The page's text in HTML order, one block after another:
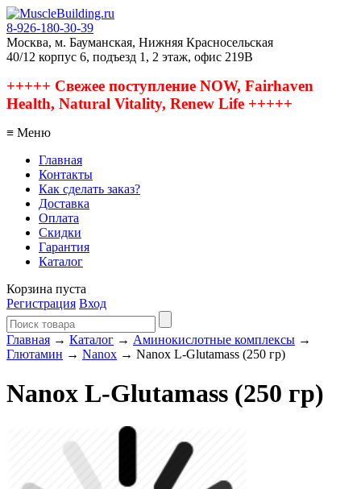
8-926-180-30-39
Москва, м. Бауманская, Нижняя Красносельская
40/12 корпус 6, подъезд 1, 2 этаж, офис 219В
+++++ Свежее поступление NOW, Fairhaven
Health, Natural Vitality, Renew Life +++++
≡ Меню
Главная
Контакты
Как сделать заказ?
Доставка
Оплата
Скидки
Гарантия
Каталог
Корзина пуста
Регистрация Вход
Главная → Каталог → Аминокислотные комплексы →
Глютамин → Nanox → Nanox L-Glutamass (250 гр)
Nanox L-Glutamass (250 гр)